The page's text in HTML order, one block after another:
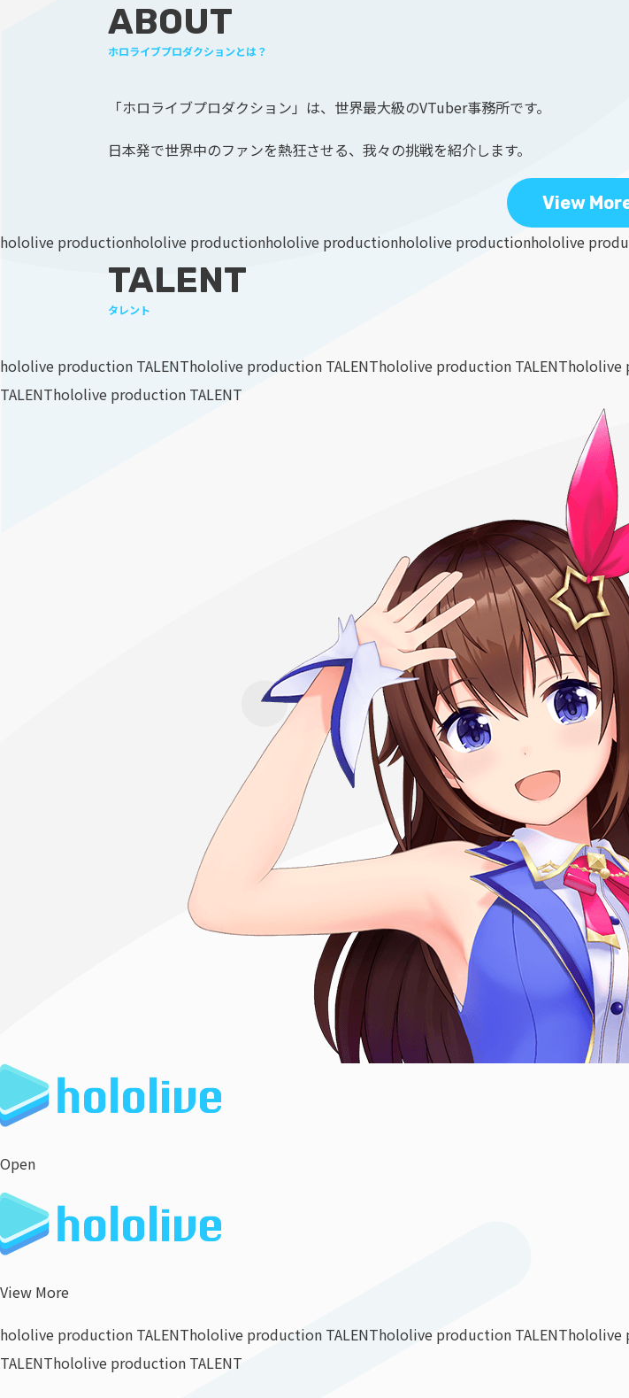
ABOUT
ホロライブプロダクションとは？
「ホロライブプロダクション」は、 世界最大級のVTuber事務所です。
日本発で世界中のファンを熱狂させる、 我々の挑戦を紹介します。
View
hololive productionhololive productionhololive productionhololive productionhololive
TALENT
タレント
hololive production TALENThololive production TALENThololive production TALENThololive
TALENThololive production TALENT
Open
View More
hololive production TALENThololive production TALENThololive production TALENThololive
TALENThololive production TALENT